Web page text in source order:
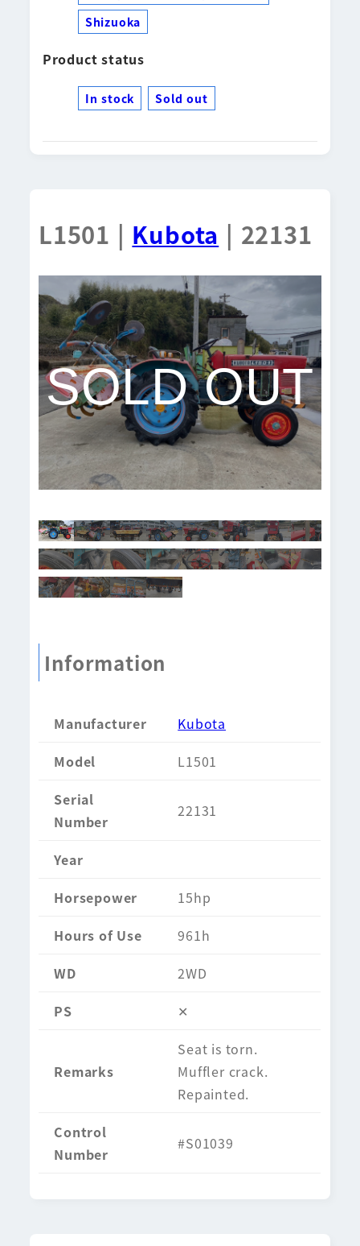
Shizuoka
Product status
In stock Sold out
L1501 | Kubota | 22131
SOLD OUT
Information
Manufacturer
Kubota
Model
L1501
Serial
Number
22131
Year
Horsepower
15hp
Hours of Use
961h
WD
2WD
PS
✕
Remarks
Seat is torn.
Muffler crack.
Repainted.
Control
Number
#S01039